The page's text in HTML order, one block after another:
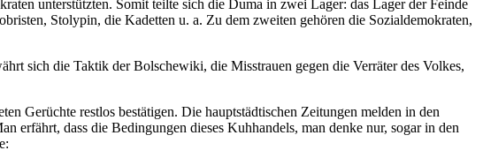
unterstützten. Somit teilte sich die Duma in zwei Lager: das Lager der Feinde
Stolypin, die Kadetten u. a. Zu dem zweiten gehören die Sozialdemokraten,
sich die Taktik der Bolschewiki, die Misstrauen gegen die Verräter des Volkes,
Gerüchte restlos bestätigen. Die hauptstädtischen Zeitungen melden in den
erfährt, dass die Bedingungen dieses Kuhhandels, man denke nur, sogar in den